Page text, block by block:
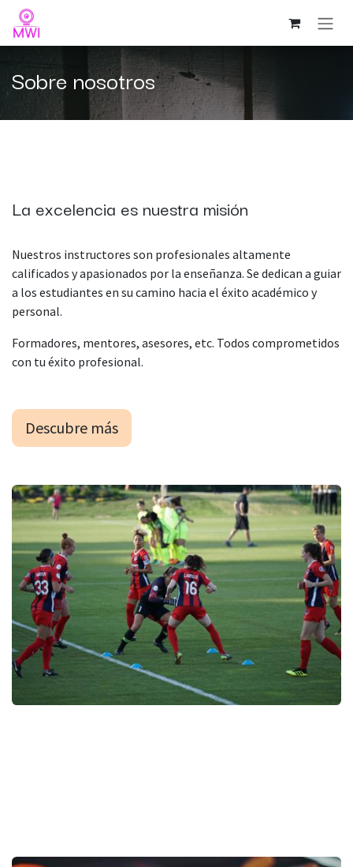
Ir al contenido
Sobre nosotros
La excelencia es nuestra misión
Nuestros instructores son profesionales altamente
calificados y apasionados por la enseñanza. Se dedican a guiar
a los estudiantes en su camino hacia el éxito académico y
personal.
Formadores, mentores, asesores, etc. Todos comprometidos
con tu éxito profesional.
Descubre más